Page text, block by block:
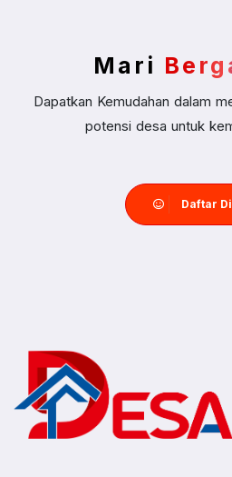
Mari
Dapatkan Kemudahan dalam
potensi desa untuk
Daftar